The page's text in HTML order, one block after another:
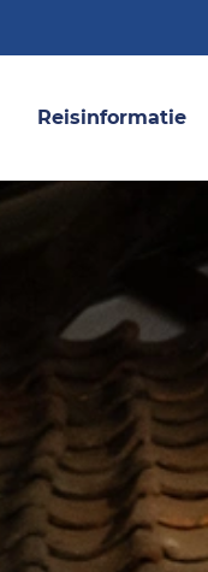
Reisinformatie